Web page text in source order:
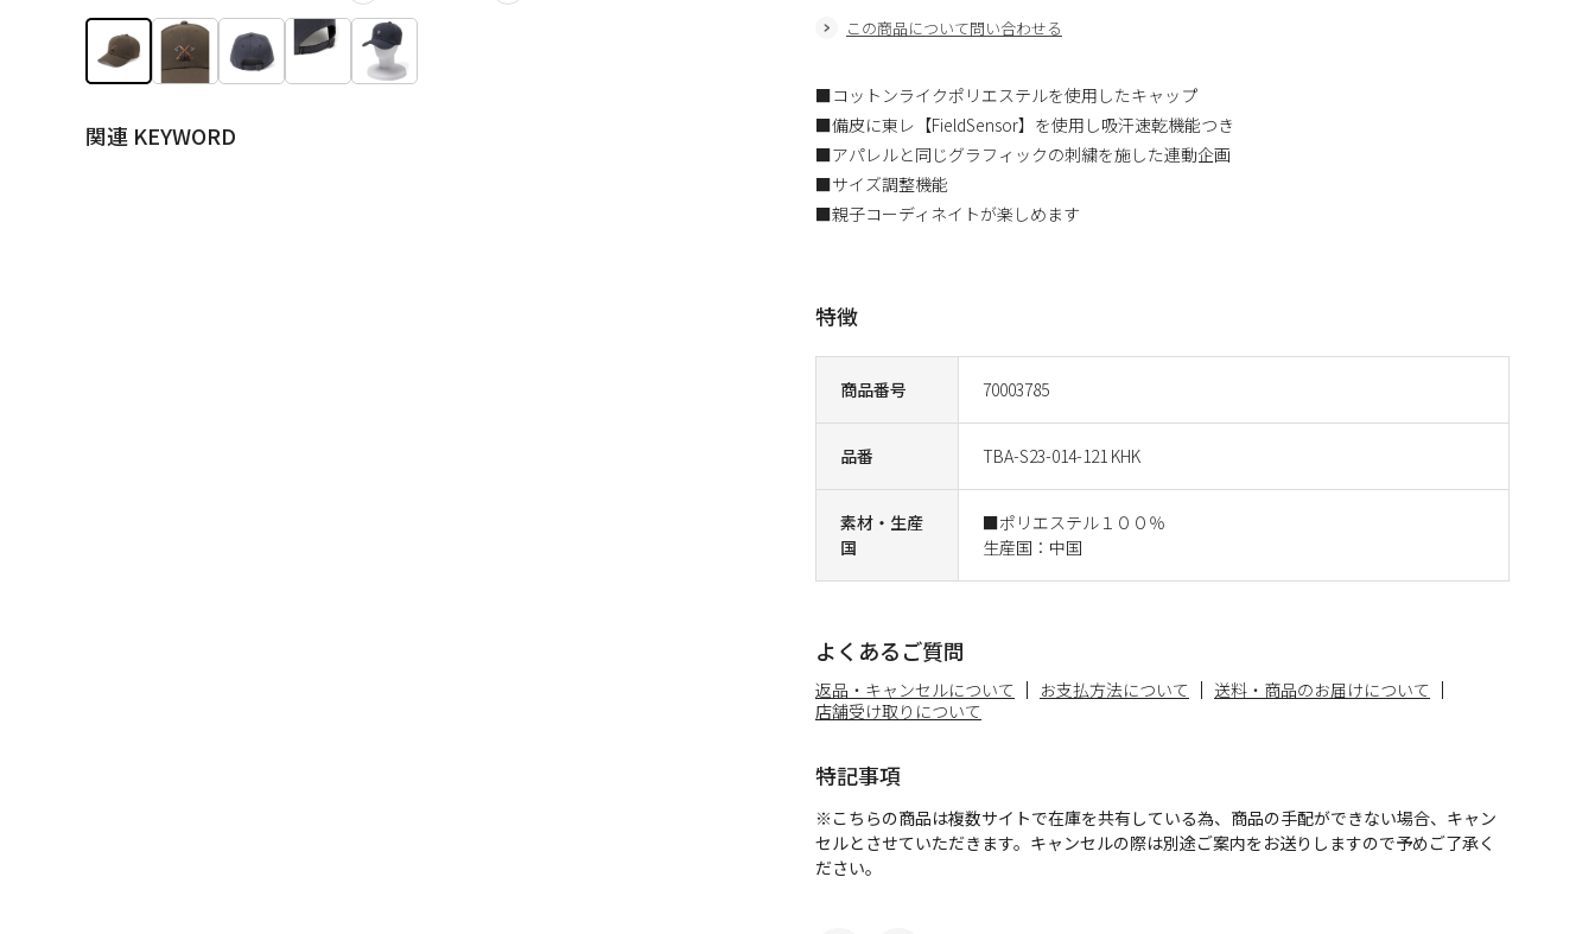
関連 KEYWORD
商品番号 70003785
品番 TBA-S23-014-121 KHK
素材・生産
国
■ポリエステル１００％
生産国：中国
この商品について問い合わせる
■コットンライクポリエステルを使用したキャップ
■備皮に東レ【FieldSensor】を使用し吸汗速乾機能つき
■アパレルと同じグラフィックの刺繍を施した連動企画
■サイズ調整機能
■親子コーディネイトが楽しめます
特徴
よくあるご質問
返品・キャンセルについて お支払方法について
送料・商品のお届けについて
店舗受け取りについて
特記事項
※こちらの商品は複数サイトで在庫を共有している為、商品の手配ができない場合、キャン
セルとさせていただきます。キャンセルの際は別途ご案内をお送りしますので予めご了承く
ださい。